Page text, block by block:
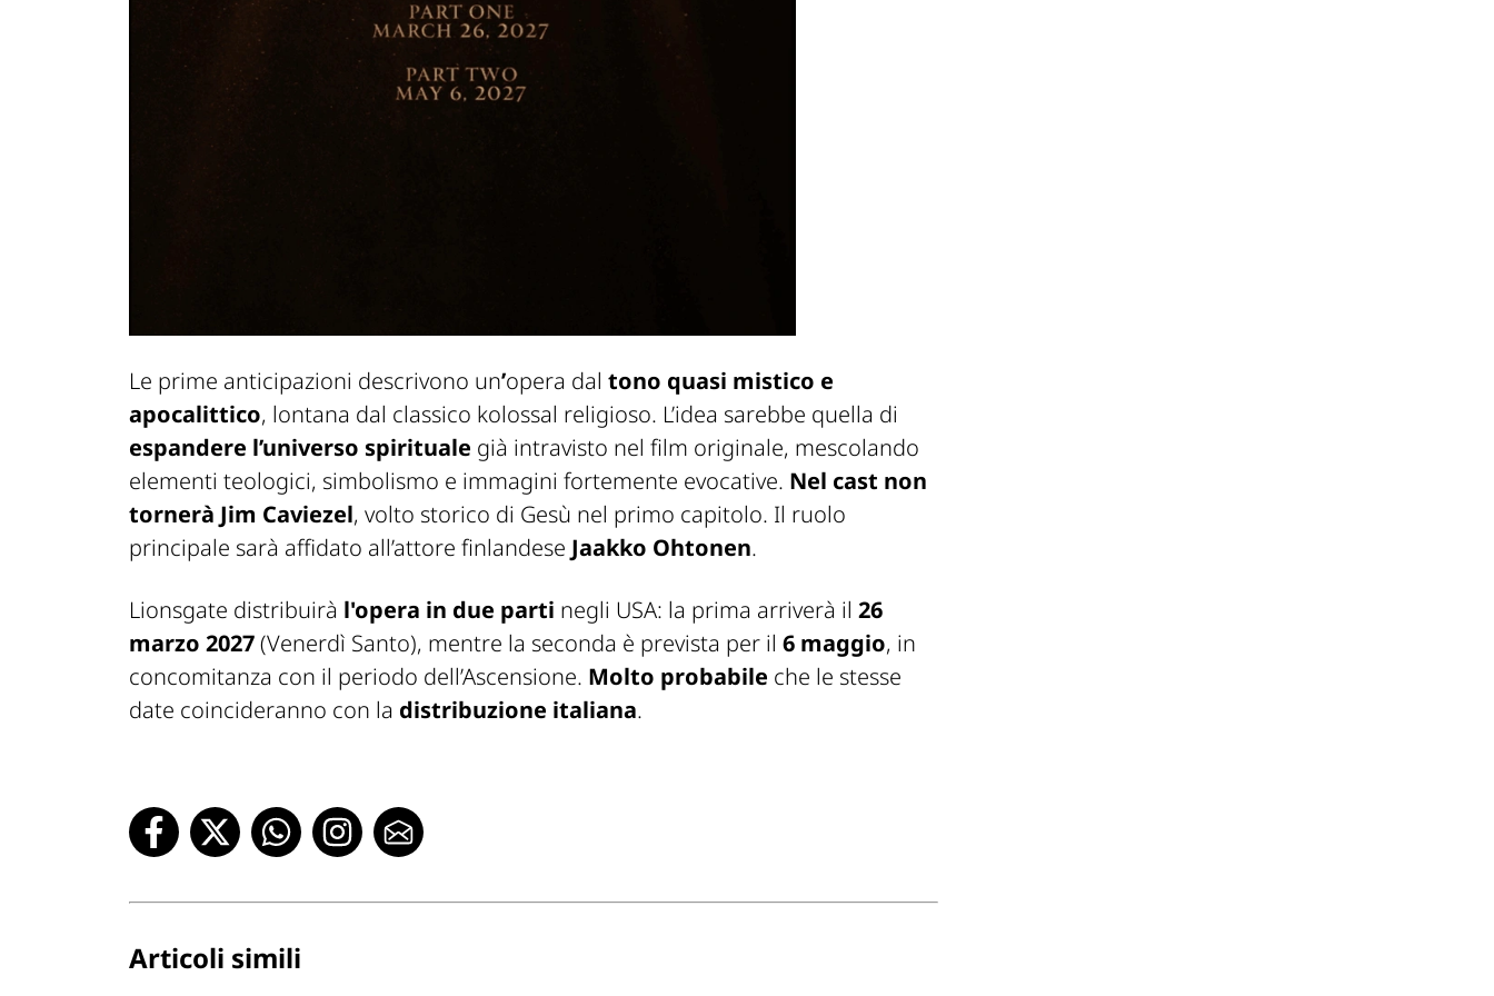
Le prime anticipazioni descrivono un’opera dal tono quasi mistico e
apocalittico, lontana dal classico kolossal religioso. L’idea sarebbe quella di
espandere l’universo spirituale già intravisto nel film originale, mescolando
elementi teologici, simbolismo e immagini fortemente evocative. Nel cast non
tornerà Jim Caviezel, volto storico di Gesù nel primo capitolo. Il ruolo
principale sarà affidato all’attore finlandese Jaakko Ohtonen.
Lionsgate distribuirà l'opera in due parti negli USA: la prima arriverà il 26
marzo 2027(Venerdì Santo), mentre la seconda è prevista per il 6 maggio, in
concomitanza con il periodo dell’Ascensione. Molto probabile che le stesse
date coincideranno con la distribuzione italiana.
Articoli simili